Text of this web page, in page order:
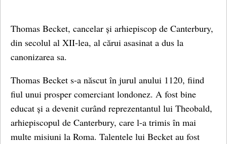
Thomas Becket, cancelar și arhiepiscop de Canterbury,
din secolul al XII-lea, al cărui asasinat a dus la
canonizarea sa.
Thomas Becket s-a născut în jurul anului 1120, fiind
fiul unui prosper comerciant londonez. A fost bine
educat și a devenit curând reprezentantul lui Theobald,
arhiepiscopul de Canterbury, care l-a trimis în mai
multe misiuni la Roma. Talentele lui Becket au fost